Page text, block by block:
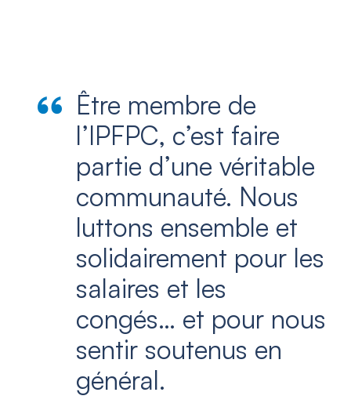
Être membre de
l’IPFPC, c’est faire
partie d’une véritable
communauté. Nous
luttons ensemble et
solidairement pour les
salaires et les
congés… et pour nous
sentir soutenus en
général.